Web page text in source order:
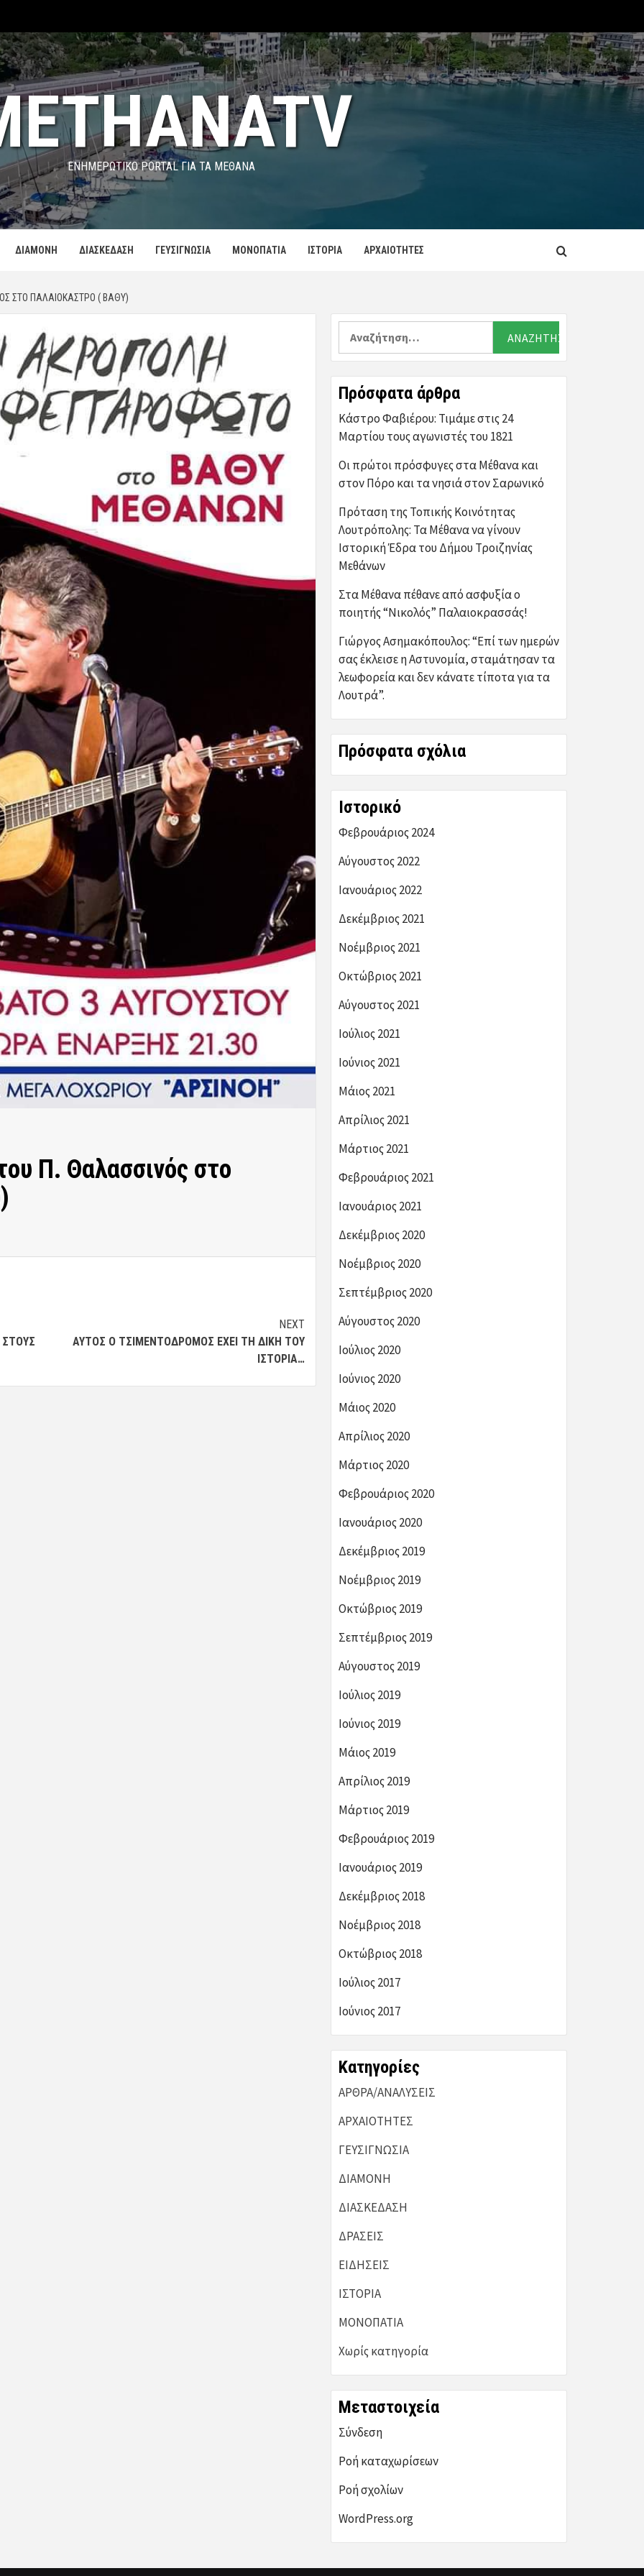
ΕΝΗΜΕΡΩΤΙΚΌ PORTAL ΓΙΑ ΤΑ ΜΕΘΑΝΑ
ΔΙΑΜΟΝΗ ΔΙΑΣΚΕΔΑΣΗ ΓΕΥΣΙΓΝΩΣΙΑ ΜΟΝΟΠΑΤΙΑ ΙΣΤΟΡΙΑ ΑΡΧΑΙΟΤΗΤΕΣ
ΣΤΟ ΠΑΛΑΙΌΚΑΣΤΡΟ ( ΒΑΘΎ)
Π. Θαλασσινός στο
ΣΤΟΥΣ
NEXT
ΑΥΤΌΣ Ο ΤΣΙΜΕΝΤΌΔΡΟΜΟΣ ΈΧΕΙ ΤΗ ΔΙΚΉ ΤΟΥ
ΙΣΤΟΡΊΑ…
Αναζήτηση
Πρόσφατα άρθρα
Κάστρο Φαβιέρου: Τιμάμε στις 24
Μαρτίου τους αγωνιστές του 1821
Οι πρώτοι πρόσφυγες στα Μέθανα και
στον Πόρο και τα νησιά στον Σαρωνικό
Πρόταση της Τοπικής Κοινότητας
Λουτρόπολης: Τα Μέθανα να γίνουν
Ιστορική Έδρα του Δήμου Τροιζηνίας
Μεθάνων
Στα Μέθανα πέθανε από ασφυξία ο
ποιητής “Νικολός” Παλαιοκρασσάς!
Γιώργος Ασημακόπουλος: “Επί των ημερών
σας έκλεισε η Αστυνομία, σταμάτησαν τα
λεωφορεία και δεν κάνατε τίποτα για τα
Λουτρά”.
Πρόσφατα σχόλια
Ιστορικό
Φεβρουάριος 2024
Αύγουστος 2022
Ιανουάριος 2022
Δεκέμβριος 2021
Νοέμβριος 2021
Οκτώβριος 2021
Αύγουστος 2021
Ιούλιος 2021
Ιούνιος 2021
Μάιος 2021
Απρίλιος 2021
Μάρτιος 2021
Φεβρουάριος 2021
Ιανουάριος 2021
Δεκέμβριος 2020
Νοέμβριος 2020
Σεπτέμβριος 2020
Αύγουστος 2020
Ιούλιος 2020
Ιούνιος 2020
Μάιος 2020
Απρίλιος 2020
Μάρτιος 2020
Φεβρουάριος 2020
Ιανουάριος 2020
Δεκέμβριος 2019
Νοέμβριος 2019
Οκτώβριος 2019
Σεπτέμβριος 2019
Αύγουστος 2019
Ιούλιος 2019
Ιούνιος 2019
Μάιος 2019
Απρίλιος 2019
Μάρτιος 2019
Φεβρουάριος 2019
Ιανουάριος 2019
Δεκέμβριος 2018
Νοέμβριος 2018
Οκτώβριος 2018
Ιούλιος 2017
Ιούνιος 2017
Kατηγορίες
ΑΡΘΡΑ/ΑΝΑΛΥΣΕΙΣ
ΑΡΧΑΙΟΤΗΤΕΣ
ΓΕΥΣΙΓΝΩΣΙΑ
ΔΙΑΜΟΝΗ
ΔΙΑΣΚΕΔΑΣΗ
ΔΡΑΣΕΙΣ
ΕΙΔΗΣΕΙΣ
ΙΣΤΟΡΙΑ
ΜΟΝΟΠΑΤΙΑ
Χωρίς κατηγορία
Μεταστοιχεία
Σύνδεση
Ροή καταχωρίσεων
Ροή σχολίων
WordPress.org